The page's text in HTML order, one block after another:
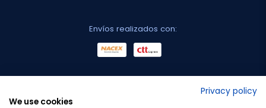
Envíos realizados con:
Privacy policy
We use cookies